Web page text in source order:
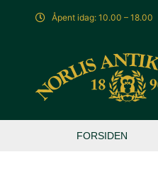
Åpent idag: 10.00 – 18.00
FORSIDEN